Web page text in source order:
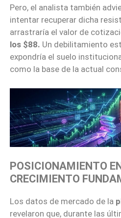
Pero, el analista también
intentar recuperar dicha
arrastraría el valor de
los $88. Un debilitamiento
expondría el suelo
como la base de la actual
POSICIONAMIENTO
CRECIMIENTO
Los datos de mercado de la
revelaron que, durante las